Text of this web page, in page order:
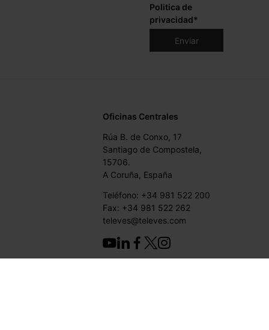
Politica de
privacidad*
Oficinas Centrales
Rúa B. de Conxo, 17
Santiago de Compostela,
15706.
A Coruña, España
Teléfono: +34 981 522 200
Fax: +34 981 522 262
televes@televes.com